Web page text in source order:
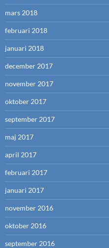
mars 2018
februari 2018
januari 2018
december 2017
november 2017
oktober 2017
september 2017
maj 2017
april 2017
februari 2017
januari 2017
november 2016
oktober 2016
september 2016